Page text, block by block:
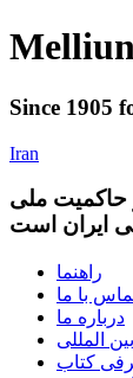
Since 1905
Iran
حاکميت ملی
ایران است
راهنما
با ما
درباره ما
بین المللی
کتاب